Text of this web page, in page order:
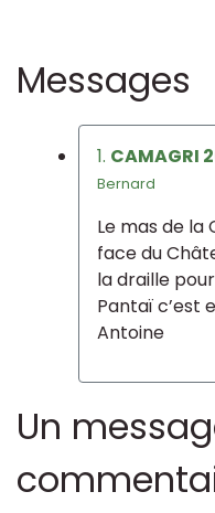
Messages
1. CAMAGRI
Bernard
Le mas de la
face du
la draille
Pantaï c’est
Antoine
Un